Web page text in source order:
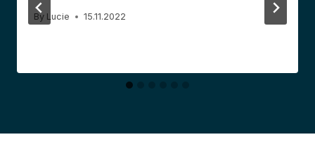
By Lucie 15.11.2022